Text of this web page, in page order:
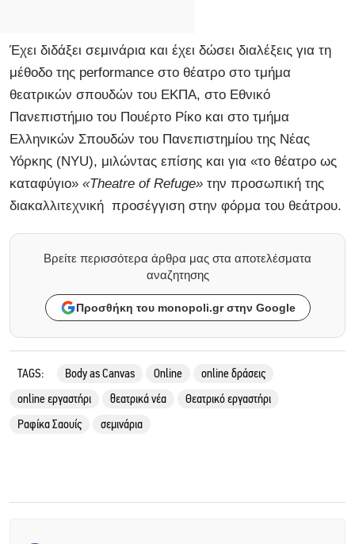
Έχει διδάξει σεμινάρια και έχει δώσει διαλέξεις για τη
μέθοδο της performance στο θέατρο στο τμήμα
θεατρικών σπουδών του ΕΚΠΑ, στο Εθνικό
Πανεπιστήμιο του Πουέρτο Ρίκο και στο τμήμα
Ελληνικών Σπουδών του Πανεπιστημίου της Νέας
Υόρκης (NYU), μιλώντας επίσης και για «το θέατρο ως
καταφύγιο» «Theatre of Refuge» την προσωπική της
διακαλλιτεχνική προσέγγιση στην φόρμα του θεάτρου.
Βρείτε περισσότερα άρθρα μας στα αποτελέσματα
αναζητησης
Προσθήκη του monopoli.gr στην Google
TAGS: Body as Canvas Online
online δράσεις
online εργαστήρι
θεατρικά νέα
Θεατρικό εργαστήρι
Ραφίκα Σαουίς
σεμινάρια